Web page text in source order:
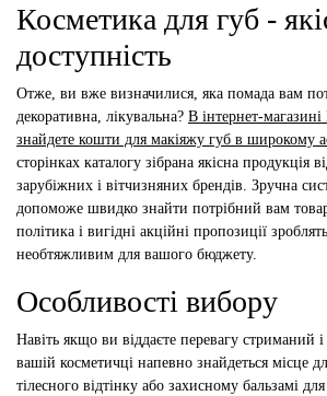
Косметика для губ -
доступність
Отже, ви вже визначилися, яка помада вам
декоративна, лікувальна? В інтернет-
знайдете кошти для макіяжу губ в широкому
сторінках каталогу зібрана якісна продукція
зарубіжних і вітчизняних брендів. Зручна
допоможе швидко знайти потрібний вам
політика і вигідні акційні пропозиції
необтяжливим для вашого бюджету.
Особливості вибору
Навіть якщо ви віддаєте перевагу стриманий
вашій косметичці напевно знайдеться місце
тілесного відтінку або захисному бальзамі